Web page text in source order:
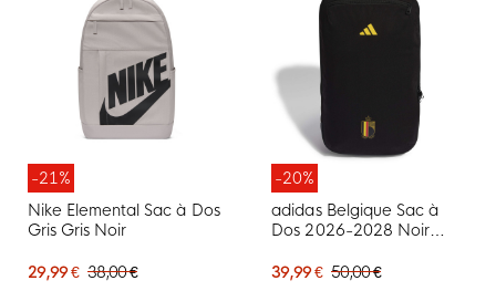
-21%
Nike Elemental Sac à Dos
Gris Gris Noir
29,99 € 38,00 €
-20%
adidas Belgique Sac à
Dos 2026-2028 Noir
39,99 € 50,00 €